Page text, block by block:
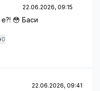
22.06.2026, 09:15
😳 Баси
0
22.06.2026, 09:41